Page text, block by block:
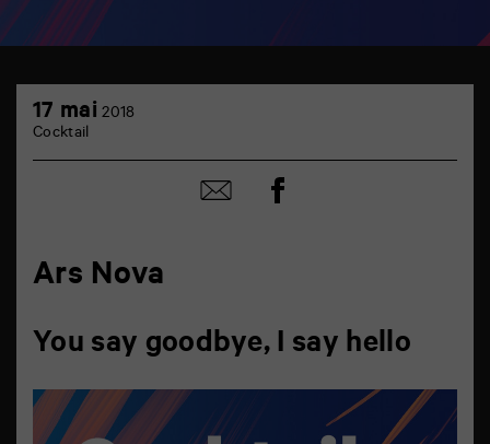
Ars Nova
You say goodbye, I say hello
17 mai 2018
Cocktail
Partager
par
Partager
sur